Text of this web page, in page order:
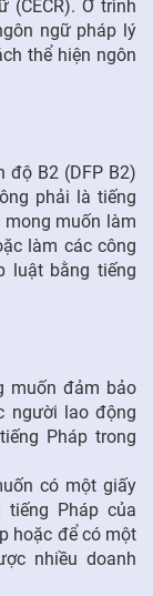
(CECR). Ở trình
ngữ pháp lý
thể hiện ngôn
độ B2 (DFP B2)
phải là tiếng
muốn làm
làm các công
luật bằng tiếng
muốn đảm bảo
người lao động
Pháp trong
có một giấy
Pháp của
hoặc để có một
nhiều doanh